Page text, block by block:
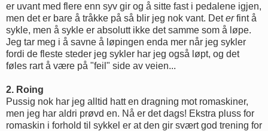
er uvant med flere enn syv gir og å sitte fast i pedalene igjen,
men det er bare å tråkke på så blir jeg nok vant. Deterfint å
sykle, men å sykle er absolutt ikke det samme som å løpe.
Jeg tar meg i å savne å løpingen enda mer når jeg sykler
fordi de fleste steder jeg sykler har jeg også løpt, og det
føles rart å være på "feil" side av veien...
2. Roing
Pussig nok har jeg alltid hatt en dragning mot romaskiner,
men jeg har aldri prøvd en. Nå er det dags! Ekstra pluss for
romaskin i forhold til sykkel er at den gir svært god trening for